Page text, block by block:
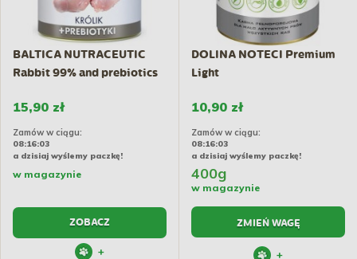
BALTICA NUTRACEUTIC
Rabbit 99% and prebiotics
15,90 zł
Zamów w ciągu:
08:16:02
a dzisiaj wyślemy paczkę!
w magazynie
ZOBACZ
+
DOLINA NOTECI Premium
Light
10,90 zł
Zamów w ciągu:
08:16:02
a dzisiaj wyślemy paczkę!
400g
w magazynie
ZMIEŃ WAGĘ
+